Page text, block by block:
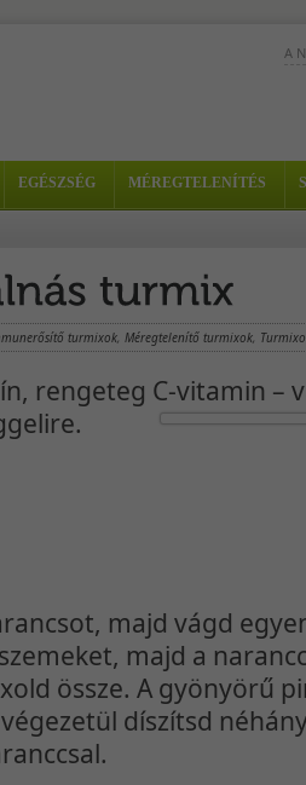
A
EGÉSZSÉG MÉREGTELENÍTÉS
turmixok, Méregtelenítő turmixok,
rengeteg C-vitamin –
majd vágd
majd a
össze. A gyönyörű
díszítsd